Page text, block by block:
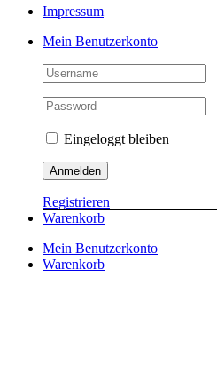
Impressum
Skip
Mein Benutzerkonto
Eingeloggt bleiben
Registrieren
Warenkorb
Mein Benutzerkonto
Warenkorb